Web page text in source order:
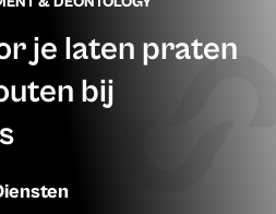
je laten praten
bij